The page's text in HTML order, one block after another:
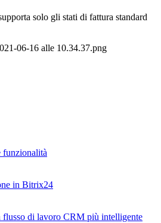
solo gli stati di fattura standard
funzionalità
in Bitrix24
di lavoro CRM più intelligente